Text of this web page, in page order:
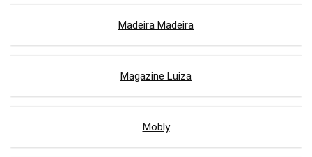
Madeira Madeira
Magazine Luiza
Mobly